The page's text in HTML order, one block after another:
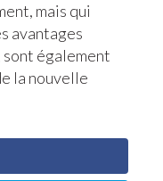
mais qui
avantages
également
la nouvelle